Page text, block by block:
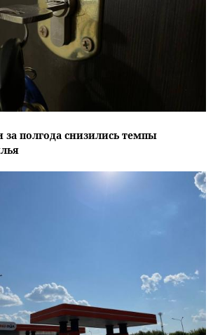
за полгода снизились темпы